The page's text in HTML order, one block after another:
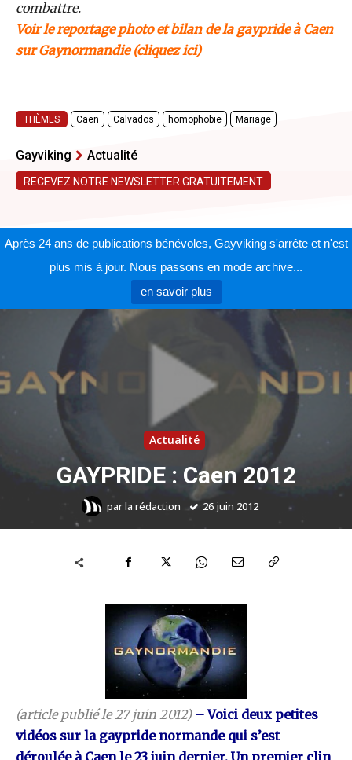
combattre.
Voir le reportage photo et bilan de la gaypride à Caen
sur Gaynormandie(cliquez ici)
THÈMES Caen Calvados homophobie Mariage
Gayviking Actualité
RECEVEZ NOTRE NEWSLETTER GRATUITEMENT